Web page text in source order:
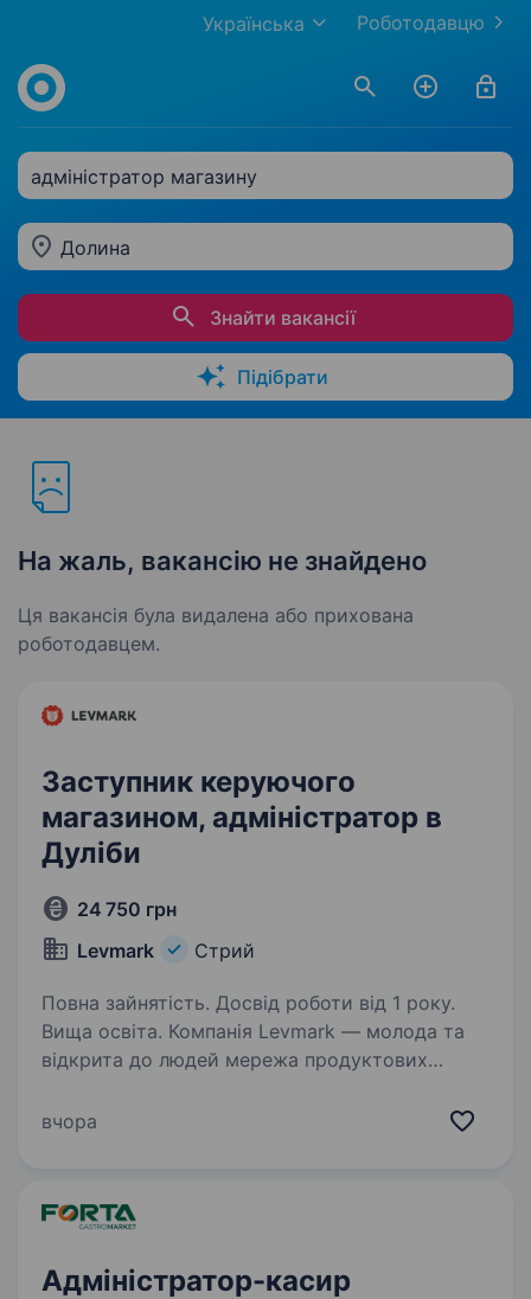
Роботодавцю
Українська
адміністратор магазину
Долина
Знайти вакансії
Підібрати
На жаль, вакансію не знайдено
Ця вакансія була видалена або прихована
роботодавцем.
Заступник керуючого
магазином, адміністратор в
Дуліби
24 750 грн
Levmark
Стрий
Повна зайнятість. Досвід роботи від 1 року.
Вища освіта. Компанія Levmark — молода та
відкрита до людей мережа продуктових
Ми працюємо з 2017 року, вже об'єднали
вчора
Адміністратор-касир